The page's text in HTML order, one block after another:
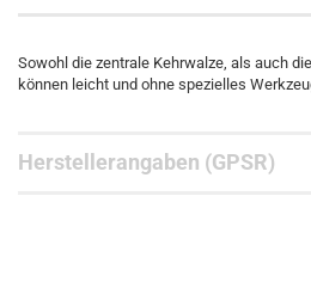
Sowohl die zentrale Kehrwalze, als auch
können leicht und ohne spezielles
Herstellerangaben (GPSR)